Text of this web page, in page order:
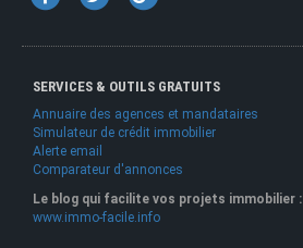
SERVICES & OUTILS GRATUITS
Annuaire des agences et mandataires
Simulateur de crédit immobilier
Alerte email
Comparateur d'annonces
Le blog qui facilite vos projets immobilier :
www.immo-facile.info